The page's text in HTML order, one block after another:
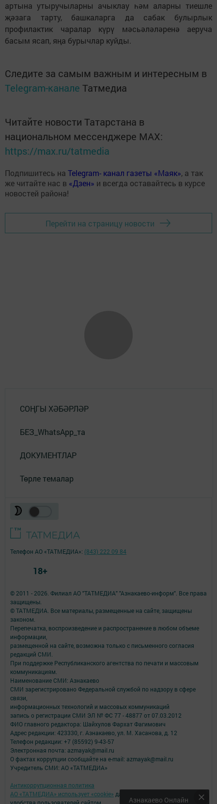
артына утыручыларны ачыклау һәм аларны тиешле
җәзага тарту, башкаларга да сабак булырлык
профилактик чаралар күрү мәсьәләләренә аеруча
басым ясап, яңа бурычлар куйды.
Следите за самым важным и интересным в
Telegram-канале Татмедиа
Читайте новости Татарстана в
национальном мессенджере MАХ:
https://max.ru/tatmedia
Подпишитесь на Telegram- канал газеты «Маяк», а так
же читайте нас в «Дзен» и всегда оставайтесь в курсе
новостей района!
Перейти на страницу новости
СОҢГЫ ХӘБӘРЛӘР
БЕЗ_WhatsApp_та
ДОКУМЕНТЛАР
Төрле темалар
Азнакаево Онлайн
© 2011 - 2026. Филиал АО "ТАТМЕДИА" "Азнакаево-информ". Все права
защищены.
© ТАТМЕДИА. Все материалы, размещенные на сайте, защищены
законом.
Перепечатка, воспроизведение и распространение в любом объеме
информации,
размещенной на сайте, возможна только с письменного согласия
редакций СМИ.
При поддержке Республиканского агентства по печати и массовым
коммуникациям.
Наименование СМИ: Азнакаево
СМИ зарегистрировано Федеральной службой по надзору в сфере
связи,
информационных технологий и массовых коммуникаций
запись о регистрации СМИ ЭЛ № ФС 77 - 48877 от 07.03.2012
ФИО главного редактора: Шайхулов Фархат Фагимович
Адрес редакции: 423330, г. Азнакаево, ул. М. Хасанова, д. 12
Телефон редакции: +7 (85592) 9-43-57
Электронная почта: azmayak@mail.ru
О фактах коррупции сообщайте на e-mail: azmayak@mail.ru
Учредитель СМИ: АО «ТАТМЕДИА»
Антикоррупционная политика
АО «ТАТМЕДИА» использует «cookie» для персонализации сервисов и
удобства пользователей сайтом.
Телефон АО «ТАТМЕДИА»: (843) 222 09 84
18+